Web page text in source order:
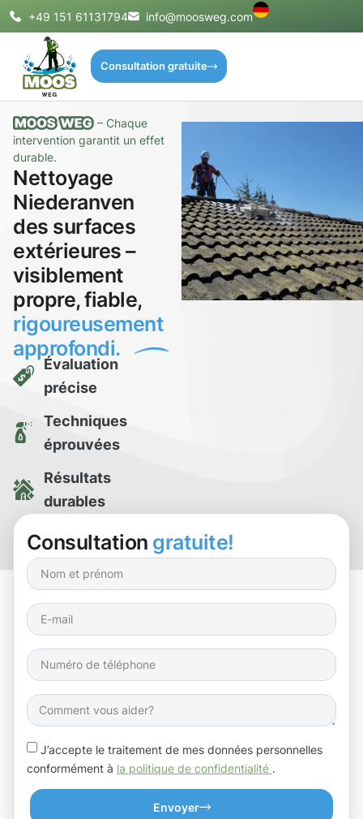
+49 151 61131794 info@moosweg.com
Consultation gratuite
– Chaque
intervention garantit un effet
durable.
Nettoyage
Niederanven
des surfaces
extérieures –
visiblement
propre, fiable,
rigoureusement
approfondi.
Évaluation
précise
Techniques
éprouvées
Résultats
durables
Essai de
nettoyage gratuit
Consultation gratuite!
J’accepte le traitement de mes données personnelles
conformément à la politique de confidentialité
Envoyer